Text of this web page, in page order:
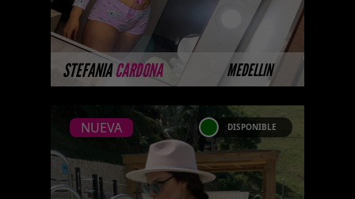
STEFANIACARDONA MEDELLIN
MÁS INFORMACIÓN
NUEVA DISPONIBLE
SCARLET SMITH-
CATALOGO PLATINO
NUEVA